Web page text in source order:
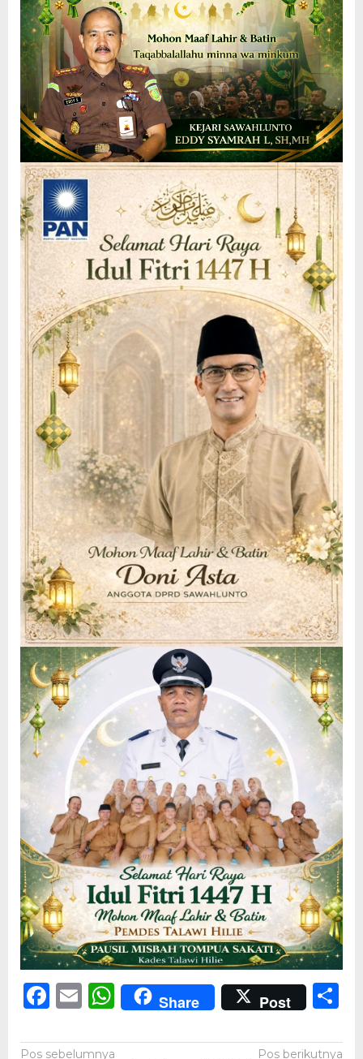
Facebook
EmailWhatsApp
Share Post
Pos sebelumnya
Pos berikutnya